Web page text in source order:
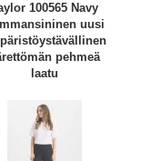
100565 Navy
uusi
pehmeä
laatu